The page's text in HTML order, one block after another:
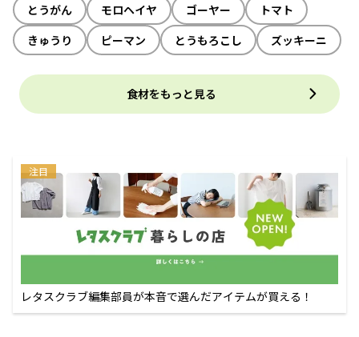
とうがん モロヘイヤ ゴーヤー
トマト
きゅうり
ピーマン とうもろこし ズッキーニ
食材をもっと見る
注目
レタスクラブ編集部員が本音で選んだアイテムが買える！